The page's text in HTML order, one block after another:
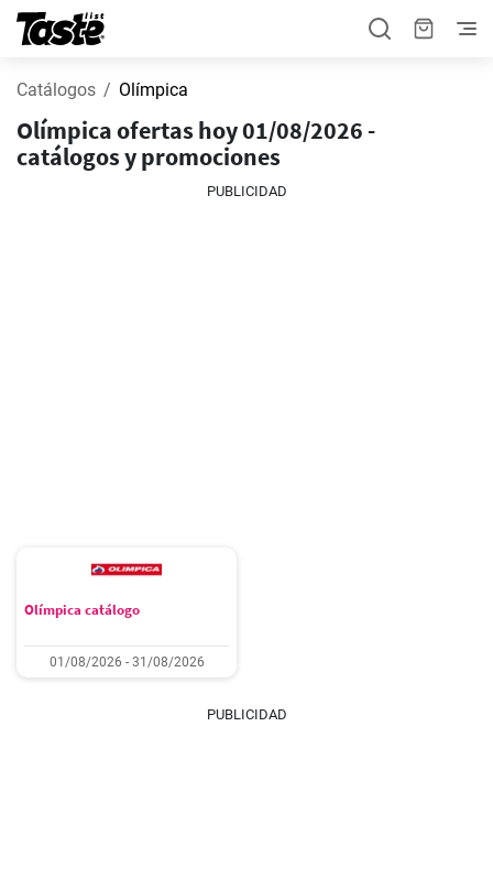
Catálogos Olímpica
Olímpica ofertas hoy 01/08/2026 -
catálogos y promociones
PUBLICIDAD
Olímpica catálogo
01/08/2026 - 31/08/2026
PUBLICIDAD